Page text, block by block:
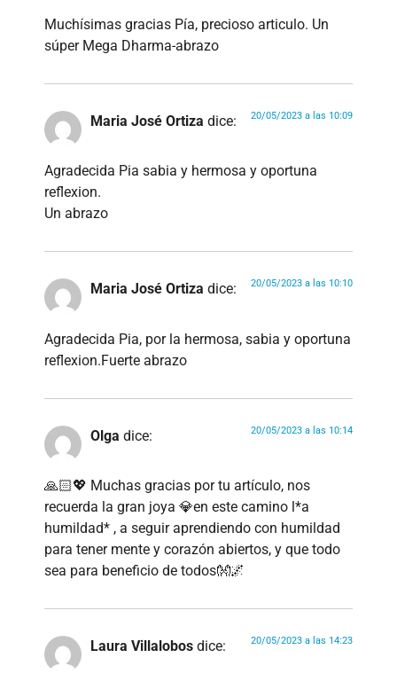
Muchísimas gracias Pía, precioso articulo. Un
súper Mega Dharma-abrazo
Maria José Ortiza dice: 20/05/2023 a las 10:09
Agradecida Pia sabia y hermosa y oportuna
reflexion.
Un abrazo
Maria José Ortiza dice: 20/05/2023 a las 10:10
Agradecida Pia, por la hermosa, sabia y oportuna
reflexion.Fuerte abrazo
Olga dice: 20/05/2023 a las 10:14
🙏🏻💖 Muchas gracias por tu artículo, nos
recuerda la gran joya 💎en este camino l*a
humildad* , a seguir aprendiendo con humildad
para tener mente y corazón abiertos, y que todo
sea para beneficio de todos👐🌌
Laura Villalobos dice: 20/05/2023 a las 14:23